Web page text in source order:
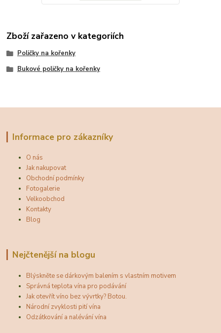
Zboží zařazeno v kategoriích
Poličky na kořenky
Bukové poličky na kořenky
Informace pro zákazníky
O nás
Jak nakupovat
Obchodní podmínky
Fotogalerie
Velkoobchod
Kontakty
Blog
Nejčtenější na blogu
Blýskněte se dárkovým balením s vlastním motivem
Správná teplota vína pro podávání
Jak otevřít víno bez vývrtky? Botou.
Národní zvyklosti pití vína
Odzátkování a nalévání vína